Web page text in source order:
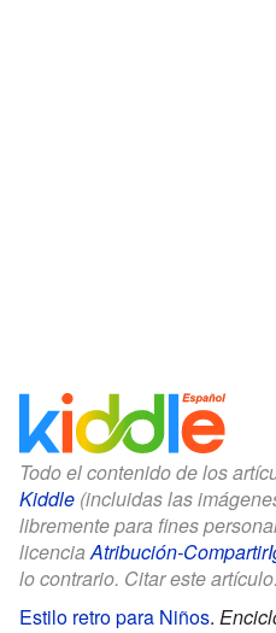
Todo el contenido de los
Kiddle (incluidas las
libremente para fines
licenciaAtribución-
lo contrario. Citar este
Estilo retro para Niños.